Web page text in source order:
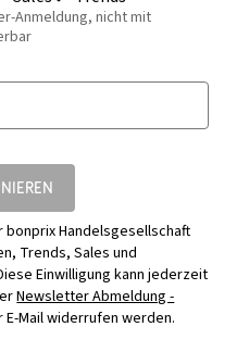
Anmeldung, nicht mit
Handelsgesellschaft
Trends, Sales und
Einwilligung kann jederzeit
Newsletter Abmeldung -
Mail widerrufen werden.